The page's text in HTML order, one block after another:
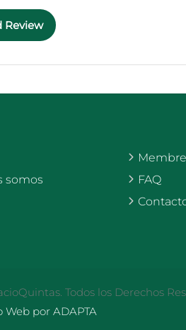
Review
somos
FAQ
Todos los Derechos
Web por ADAPTA